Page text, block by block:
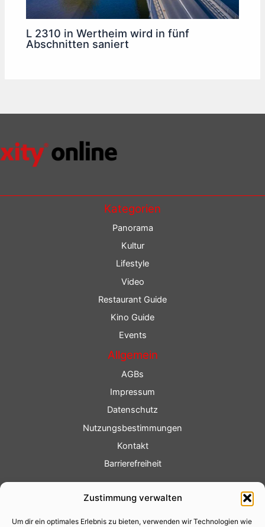
Zustimmung verwalten
Um dir ein optimales Erlebnis zu bieten, verwenden wir Technologien wie
L 2310 in Wertheim wird in fünf
Abschnitten saniert
Kategorien
Panorama
Kultur
Lifestyle
Video
Restaurant Guide
Kino Guide
Events
Allgemein
AGBs
Impressum
Datenschutz
Nutzungsbestimmungen
Kontakt
Barrierefreiheit
Fotoservice
Videoservice